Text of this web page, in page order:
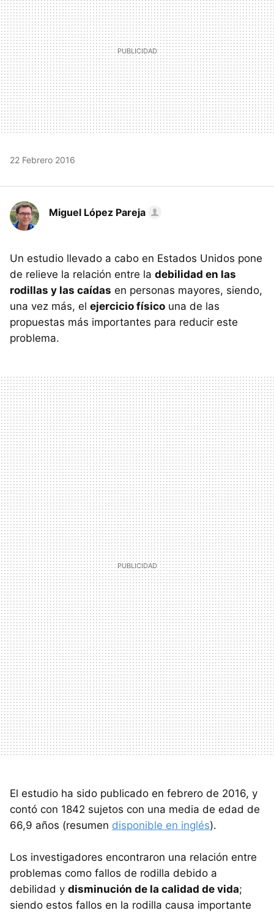
22 Febrero 2016
Miguel López Pareja
Un estudio llevado a cabo en Estados Unidos pone
de relieve la relación entre la debilidad en las
rodillas y las caídas en personas mayores, siendo,
una vez más, el ejercicio físico una de las
propuestas más importantes para reducir este
problema.
El estudio ha sido publicado en febrero de 2016, y
contó con 1842 sujetos con una media de edad de
66,9 años (resumen disponible en inglés).
Los investigadores encontraron una relación entre
problemas como fallos de rodilla debido a
debilidad y disminución de la calidad de vida;
siendo estos fallos en la rodilla causa importante